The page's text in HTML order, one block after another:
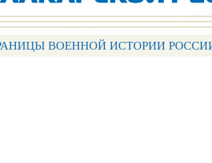
ВОЕННОЙ ИСТОРИИ